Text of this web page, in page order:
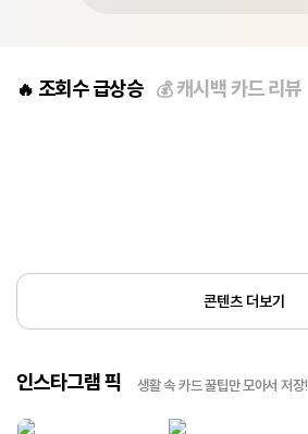
🔥 조회수 급상승 💰캐시백 카드 리뷰
콘텐츠 더보기
인스타그램 픽 생활 속 카드 꿀팁만 모아서 저장!